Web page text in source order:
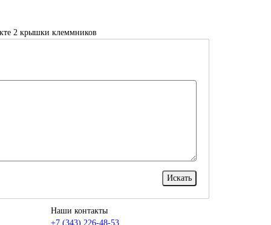
2 крышки клеммников
Наши контакты
+7 (343) 226-48-53